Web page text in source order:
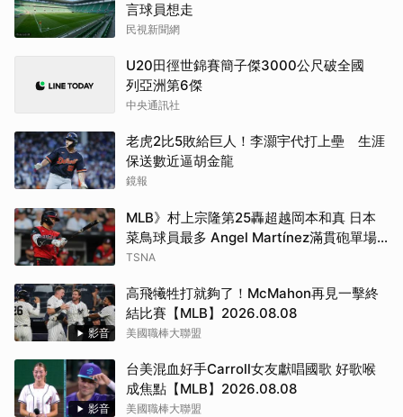
言球員想走
民視新聞網
U20田徑世錦賽簡子傑3000公尺破全國
列亞洲第6傑
中央通訊社
老虎2比5敗給巨人！李灝宇代打上壘 生涯
保送數近逼胡金龍
鏡報
MLB》村上宗隆第25轟超越岡本和真 日本
菜鳥球員最多 Angel Martínez滿貫砲單場
生涯新高6打點
TSNA
影音
高飛犧牲打就夠了！McMahon再見一擊終
結比賽【MLB】2026.08.08
美國職棒大聯盟
影音
台美混血好手Carroll女友獻唱國歌 好歌喉
成焦點【MLB】2026.08.08
美國職棒大聯盟